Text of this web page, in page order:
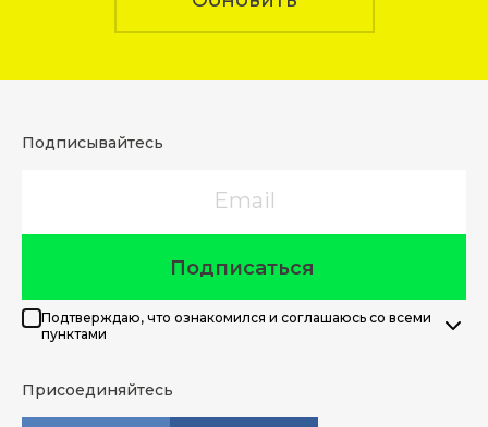
Подписывайтесь
Подписаться
Подтверждаю, что ознакомился и соглашаюсь со всеми
пунктами
Присоединяйтесь